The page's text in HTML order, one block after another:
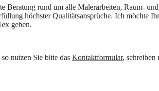
Beratung rund um alle Malerarbeiten, Raum-
höchster Qualitätsansprüche. Ich möchte
geben.
nutzen Sie bitte das Kontaktformular, schreiben